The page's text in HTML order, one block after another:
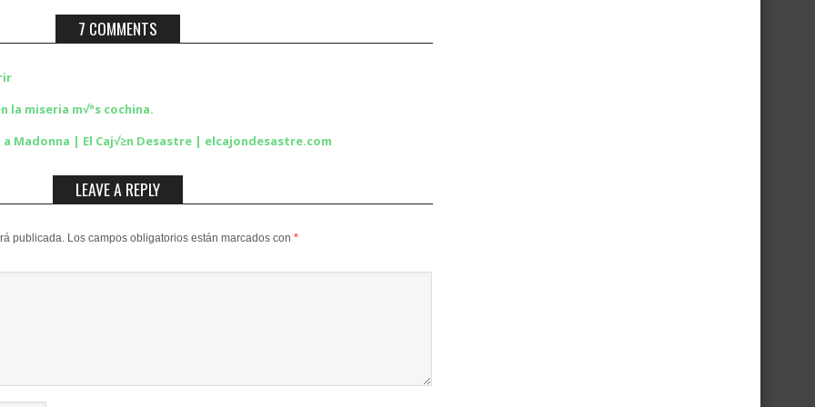
7 COMMENTS
la miseria m√°s cochina.
Madonna | El Caj√≥n Desastre | elcajondesastre.com
LEAVE A REPLY
publicada. Los campos obligatorios están marcados con *